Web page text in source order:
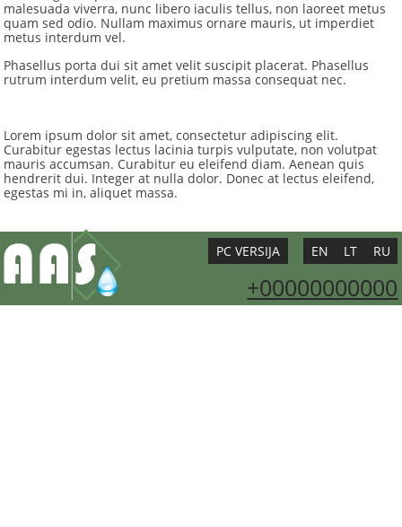
malesuada viverra, nunc libero iaculis tellus, non laoreet metus
quam sed odio. Nullam maximus ornare mauris, ut imperdiet
metus interdum vel.
Phasellus porta dui sit amet velit suscipit placerat. Phasellus
rutrum interdum velit, eu pretium massa consequat nec.
Lorem ipsum dolor sit amet, consectetur adipiscing elit.
Curabitur egestas lectus lacinia turpis vulputate, non volutpat
mauris accumsan. Curabitur eu eleifend diam. Aenean quis
hendrerit dui. Integer at nulla dolor. Donec at lectus eleifend,
egestas mi in, aliquet massa.
PC VERSIJA EN LT RU
+00000000000